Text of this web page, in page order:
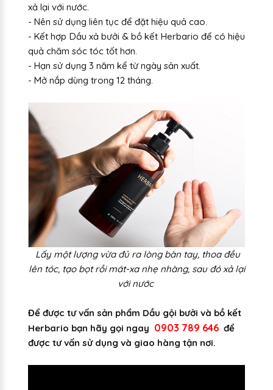
xả lại với nước.
- Nên sử dụng liên tục để đặt hiệu quả cao.
- Kết hợp Dầu xả bưởi & bồ kết Herbario để có hiệu
quả chăm sóc tóc tốt hơn.
- Hạn sử dụng 3 năm kể từ ngày sản xuất.
- Mở nắp dùng trong 12 tháng.
Lấy một lượng vừa đủ ra lòng bàn tay, thoa đều
lên tóc, tạo bọt rồi mát-xa nhẹ nhàng, sau đó xả lại
với nước
Để được tư vấn sản phẩm Dầu gội bưởi và bồ kết
Herbario bạn hãy gọi ngay 0903 789 646 để
được tư vấn sử dụng và giao hàng tận nơi.